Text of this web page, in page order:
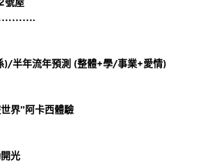
號屋
)/半年流年預測 (整體+學/事業+愛情)
界”阿卡西體驗
光